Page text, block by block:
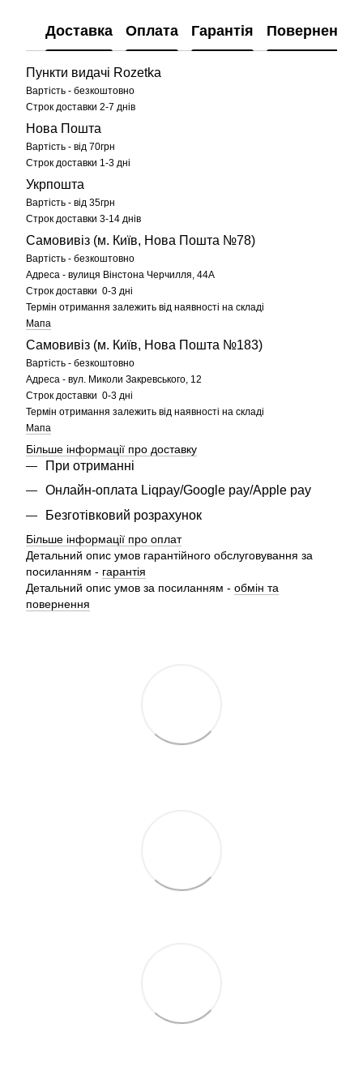
Доставка Оплата Гарантія Повернення
Пункти видачі Rozetka
Вартість - безкоштовно
Строк доставки 2-7 днів
Нова Пошта
Вартість - від 70грн
Строк доставки 1-3 дні
Укрпошта
Вартість - від 35грн
Строк доставки 3-14 днів
Самовивіз (м. Київ, Нова Пошта №78)
Вартість - безкоштовно
Адреса - вулиця Вінстона Черчилля, 44А
Строк доставки 0-3 дні
Термін отримання залежить від наявності на складі
Мапа
Самовивіз (м. Київ, Нова Пошта №183)
Вартість - безкоштовно
Адреса - вул. Миколи Закревського, 12
Строк доставки 0-3 дні
Термін отримання залежить від наявності на складі
Мапа
Більше інформації про доставку
При отриманні
Онлайн-оплата Liqpay/Google pay/Apple pay
Безготівковий розрахунок
Більше інформації про оплат
Детальний опис умов гарантійного обслуговування за
посиланням - гарантія
Детальний опис умов за посиланням - обмін та
повернення